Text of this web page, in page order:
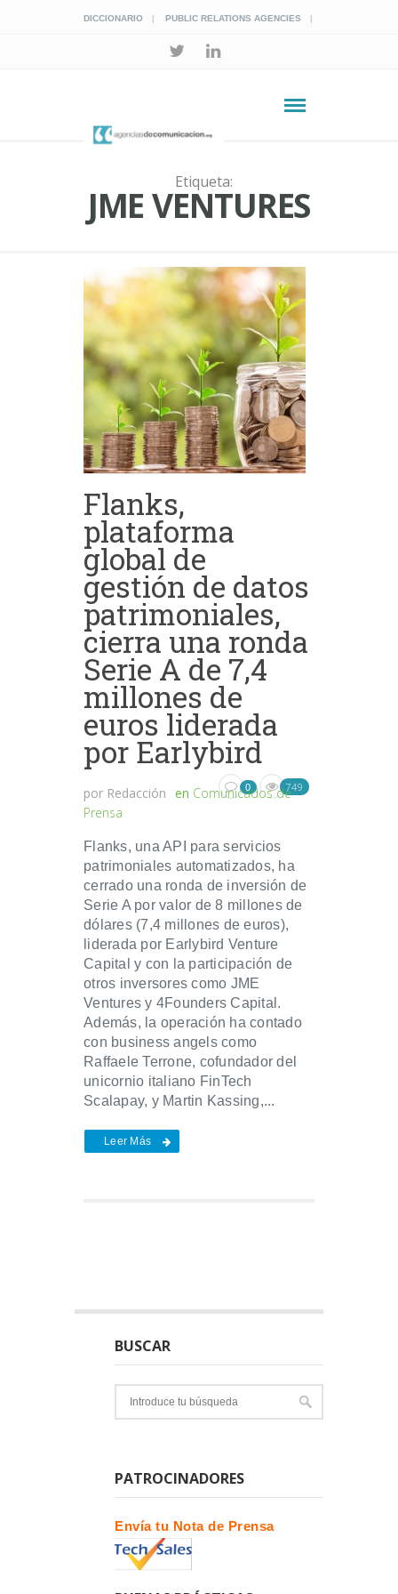
DICCIONARIO PUBLIC RELATIONS AGENCIES
Etiqueta:
JME VENTURES
Flanks,
plataforma
global de
gestión de datos
patrimoniales,
cierra una ronda
Serie A de 7,4
millones de
euros liderada
por Earlybird
por Redacción en Comunicados de
Prensa
0 749
Flanks, una API para servicios
patrimoniales automatizados, ha
cerrado una ronda de inversión de
Serie A por valor de 8 millones de
dólares (7,4 millones de euros),
liderada por Earlybird Venture
Capital y con la participación de
otros inversores como JME
Ventures y 4Founders Capital.
Además, la operación ha contado
con business angels como
Raffaele Terrone, cofundador del
unicornio italiano FinTech
Scalapay, y Martin Kassing,...
Leer Más
BUSCAR
PATROCINADORES
Envía tu Nota de Prensa